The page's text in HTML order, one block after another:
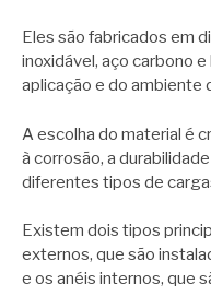
Eles são fabricados em
inoxidável, aço carbono
aplicação e do ambiente
A escolha do material é
à corrosão, a
diferentes tipos de
Existem dois tipos
externos, que são
e os anéis internos, que